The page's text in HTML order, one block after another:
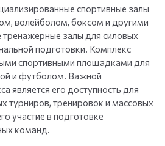
спортивные залы
волейболом, боксом и другими
тренажерные залы для силовых
подготовки. Комплекс
спортивными площадками для
и футболом. Важной
является его доступность для
турниров, тренировок и массовых
участие в подготовке
команд.